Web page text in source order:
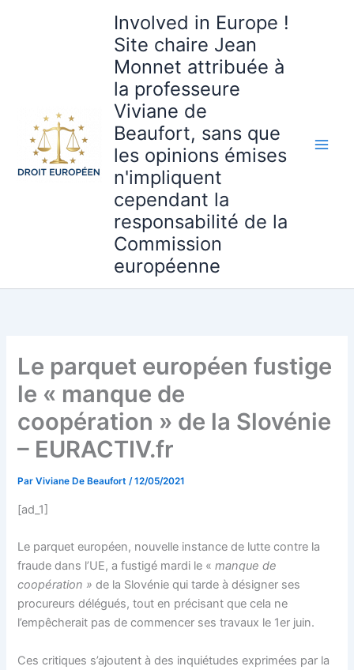
Involved in Europe !
Site chaire Jean
Monnet attribuée à
la professeure
Viviane de
Beaufort, sans que
les opinions émises
n'impliquent
cependant la
responsabilité de la
Commission
européenne
Le parquet européen fustige
le « manque de
coopération » de la Slovénie
– EURACTIV.fr
ParViviane De Beaufort/12/05/2021
[ad_1]
Le parquet européen, nouvelle instance de lutte contre la
fraude dans l’UE, a fustigé mardi le «manque de
coopération » de la Slovénie qui tarde à désigner ses
procureurs délégués, tout en précisant que cela ne
l’empêcherait pas de commencer ses travaux le 1er juin.
Ces critiques s’ajoutent à des inquiétudes exprimées par la